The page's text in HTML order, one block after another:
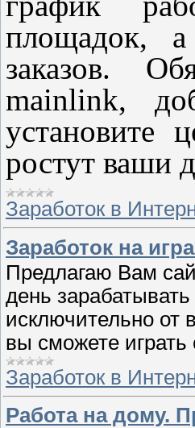
площадок, а
заказов.
mainlink,
установите
ростут ваши
Заработок в
Заработок на
Предлагаю Вам
день
исключительно от
вы сможете
Заработок в
Работа на дому.